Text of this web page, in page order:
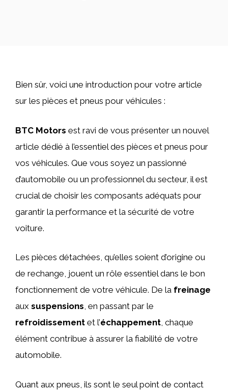
Bien sûr, voici une introduction pour votre article
sur les pièces et pneus pour véhicules :
BTC Motors est ravi de vous présenter un nouvel
article dédié à l’essentiel des pièces et pneus pour
vos véhicules. Que vous soyez un passionné
d’automobile ou un professionnel du secteur, il est
crucial de choisir les composants adéquats pour
garantir la performance et la sécurité de votre
voiture.
Les pièces détachées, qu’elles soient d’origine ou
de rechange, jouent un rôle essentiel dans le bon
fonctionnement de votre véhicule. De la freinage
aux suspensions, en passant par le
refroidissement et l’échappement, chaque
élément contribue à assurer la fiabilité de votre
automobile.
Quant aux pneus, ils sont le seul point de contact